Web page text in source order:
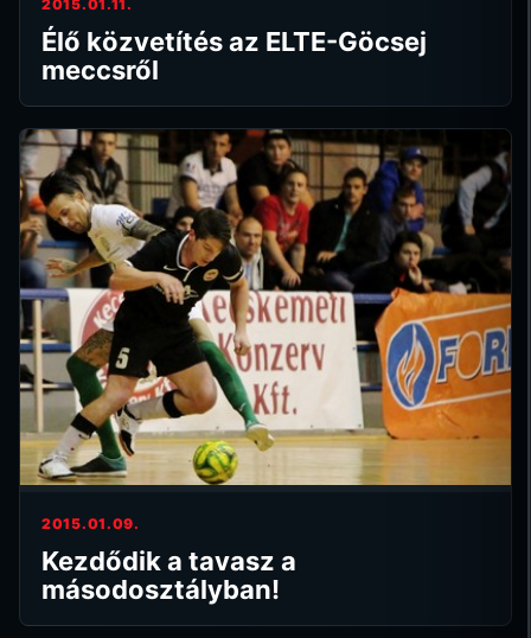
2015.01.11.
Élő közvetítés az ELTE-Göcsej
meccsről
2015.01.09.
Kezdődik a tavasz a
másodosztályban!